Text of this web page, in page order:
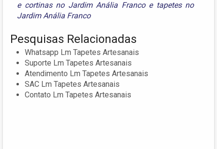
e cortinas no Jardim Anália Francoe tapetes no
Jardim Anália Franco
Pesquisas Relacionadas
Whatsapp Lm Tapetes Artesanais
Suporte Lm Tapetes Artesanais
Atendimento Lm Tapetes Artesanais
SAC Lm Tapetes Artesanais
Contato Lm Tapetes Artesanais